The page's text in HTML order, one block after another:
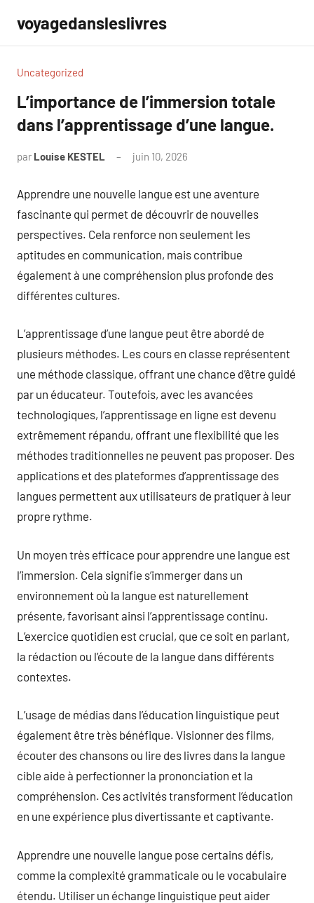
contenu
voyagedansleslivres
Uncategorized
L’importance de l’immersion totale
dans l’apprentissage d’une langue.
par Louise KESTEL juin 10, 2026
Apprendre une nouvelle langue est une aventure
fascinante qui permet de découvrir de nouvelles
perspectives. Cela renforce non seulement les
aptitudes en communication, mais contribue
également à une compréhension plus profonde des
différentes cultures.
L’apprentissage d’une langue peut être abordé de
plusieurs méthodes. Les cours en classe représentent
une méthode classique, offrant une chance d’être guidé
par un éducateur. Toutefois, avec les avancées
technologiques, l’apprentissage en ligne est devenu
extrêmement répandu, offrant une flexibilité que les
méthodes traditionnelles ne peuvent pas proposer. Des
applications et des plateformes d’apprentissage des
langues permettent aux utilisateurs de pratiquer à leur
propre rythme.
Un moyen très efficace pour apprendre une langue est
l’immersion. Cela signifie s’immerger dans un
environnement où la langue est naturellement
présente, favorisant ainsi l’apprentissage continu.
L’exercice quotidien est crucial, que ce soit en parlant,
la rédaction ou l’écoute de la langue dans différents
contextes.
L’usage de médias dans l’éducation linguistique peut
également être très bénéfique. Visionner des films,
écouter des chansons ou lire des livres dans la langue
cible aide à perfectionner la prononciation et la
compréhension. Ces activités transforment l’éducation
en une expérience plus divertissante et captivante.
Apprendre une nouvelle langue pose certains défis,
comme la complexité grammaticale ou le vocabulaire
étendu. Utiliser un échange linguistique peut aider